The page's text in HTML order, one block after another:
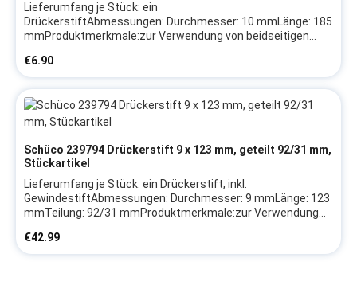
Lieferumfang je Stück: ein
DrückerstiftAbmessungen: Durchmesser: 10 mmLänge: 185
mmProduktmerkmale:zur Verwendung von beidseitigen
AusführungHerstellerangaben:Firma:
SchücoHerstellerartikel: 239793Hinweis: Wir empfehlen, das
Austauschen von Beschlagteilen sowie das Justieren des
Fensters/der Tür durch eine Fachkraft vornehmen zu lassen
Regular price:
€6.90
Schüco 239794 Drückerstift 9 x 123 mm, geteilt 92/31 mm,
Stückartikel
Lieferumfang je Stück: ein Drückerstift, inkl.
GewindestiftAbmessungen: Durchmesser: 9 mmLänge: 123
mmTeilung: 92/31 mmProduktmerkmale:zur Verwendung
AusführungHerstellerangaben:Firma:
SchücoHerstellerartikel: 239794 Hinweis: Wir empfehlen,
Regular price:
€42.99